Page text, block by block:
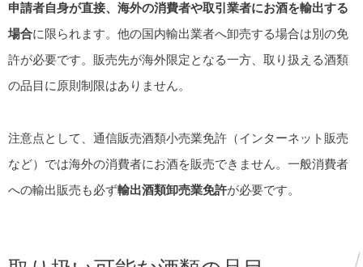
申請者自身が直接、海外の消費者や取引業者にお酒を輸出する
場合に限られます。他の国内輸出業者へ卸売する場合は別の免
許が必要です。販売先が海外限定となる一方、取り扱える酒類
の品目に原則制限はありません。
注意点として、通信販売酒類小売業免許（インターネット販売
など）では海外の消費者にお酒を販売できません。一般消費者
への輸出販売も必ず輸出酒類卸売業免許が必要です。